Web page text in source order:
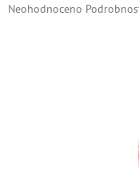
Průměrné
Neohodnoceno